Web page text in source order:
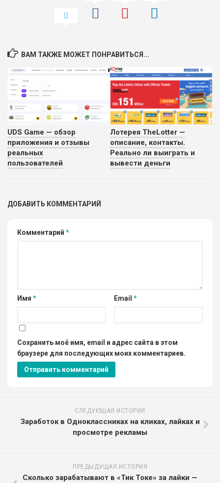
ВАМ ТАКЖЕ МОЖЕТ ПОНРАВИТЬСЯ...
UDS Game — обзор
приложения и отзывы
реальных
пользователей
Лотерея TheLotter —
описание, контакты.
Реально ли выиграть и
вывести деньги
ДОБАВИТЬ КОММЕНТАРИЙ
Комментарий *
Имя * Email *
Сохранить моё имя, email и адрес сайта в этом
браузере для последующих моих комментариев.
СЛЕДУЮЩАЯ ИСТОРИЯ
Заработок в Одноклассниках на кликах, лайках и
просмотре рекламы
ПРЕДЫДУЩАЯ ИСТОРИЯ
Сколько зарабатывают в «Тик Токе» за лайки —